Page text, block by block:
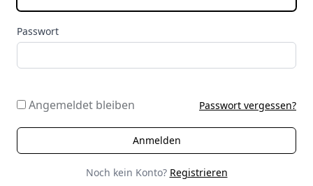
Passwort
Angemeldet bleiben Passwort vergessen?
Noch kein Konto? Registrieren